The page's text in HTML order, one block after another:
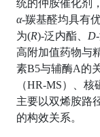
统的仲胺催化剂
α-羰基醛均具有
为(R)-泛内酯、 D-
高附加值药物与
素B5与辅酶A的
（HR-MS）、核
主要以双烯胺路
的构效关系。